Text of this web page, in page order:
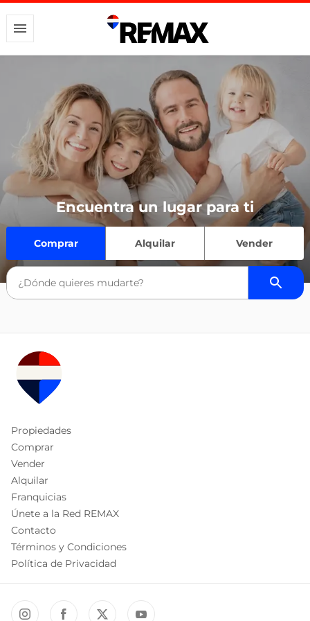
Encuentra un lugar para ti
Comprar Alquilar Vender
Propiedades
Comprar
Vender
Alquilar
Franquicias
Únete a la Red REMAX
Contacto
Términos y Condiciones
Política de Privacidad